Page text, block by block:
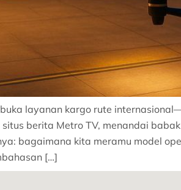
layanan kargo rute
berita Metro TV, menandai
bagaimana kita meramu model
[…]